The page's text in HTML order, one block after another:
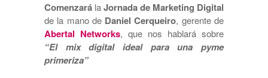
Comenzará laJornada de Marketing Digital
de la mano de Daniel Cerqueiro, gerente de
Abertal Networks, que nos hablará sobre
“El mix digital ideal para una pyme
primeriza”